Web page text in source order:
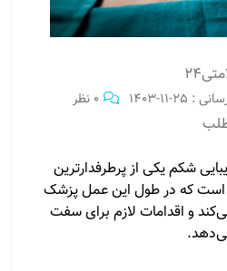
0 نظر
شکم یکی از پرطرفدارترین
که در طول این عمل پزشک
و اقدامات لازم برای سفت